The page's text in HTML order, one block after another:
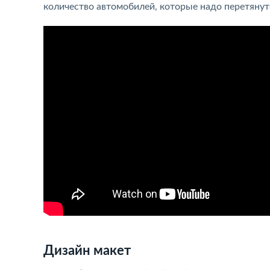
количество автомобилей, которые надо
Дизайн макет